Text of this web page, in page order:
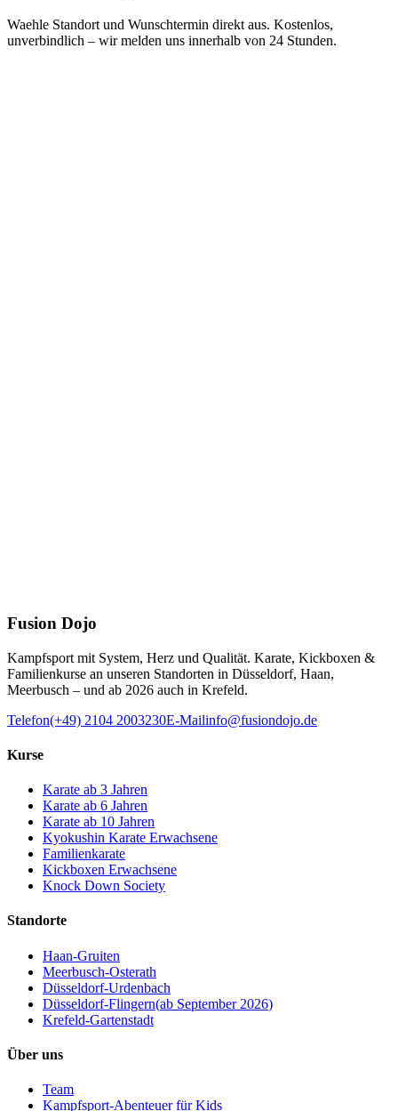
Waehle Standort und Wunschtermin direkt aus. Kostenlos,
unverbindlich – wir melden uns innerhalb von 24 Stunden.
Fusion Dojo
Kampfsport mit System, Herz und Qualität. Karate, Kickboxen &
Familienkurse an unseren Standorten in Düsseldorf, Haan,
Meerbusch – und ab 2026 auch in Krefeld.
Telefon(+49) 2104 2003230E-Mailinfo@fusiondojo.de
Kurse
Karate ab 3 Jahren
Karate ab 6 Jahren
Karate ab 10 Jahren
Kyokushin Karate Erwachsene
Familienkarate
Kickboxen Erwachsene
Knock Down Society
Standorte
Haan-Gruiten
Meerbusch-Osterath
Düsseldorf-Urdenbach
Düsseldorf-Flingern(ab September 2026)
Krefeld-Gartenstadt
Über uns
Team
Kampfsport-Abenteuer für Kids